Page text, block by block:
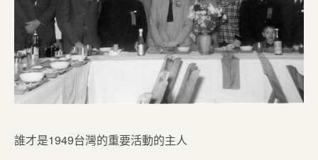
誰才是1949台灣的重要活動的主人